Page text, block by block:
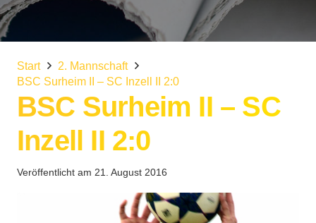
Start
2. Mannschaft
BSC Surheim II – SC Inzell II 2:0
BSC Surheim II – SC
Inzell II 2:0
Veröffentlicht am 21. August 2016